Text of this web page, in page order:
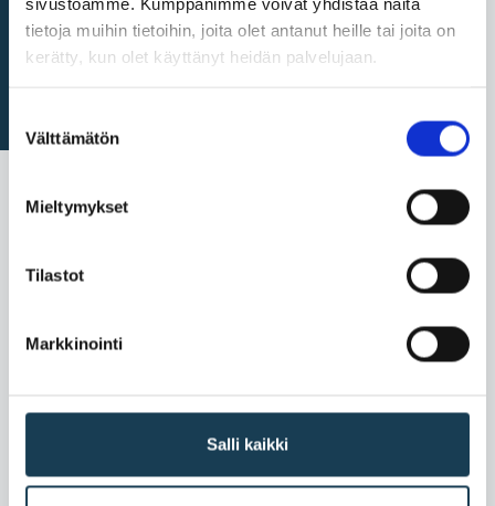
tietoja muihin tietoihin, joita olet antanut heille tai joita on
kerätty, kun olet käyttänyt heidän palvelujaan.
valinta
Välttämätön
Mieltymykset
Tilastot
Markkinointi
Salli kaikki
Förfaranden i bilaga 2
Områden i bilaga 1: företag
J. Liiketoiminnan
lopettaminen
K. Työntekijät